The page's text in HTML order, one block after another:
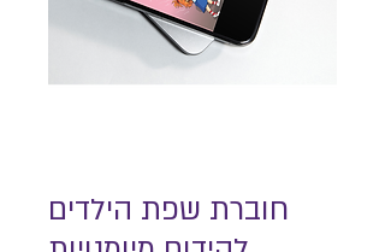
חוברת שפת הילדים